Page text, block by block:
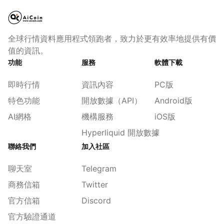
全球行情資料應用程式領跑者，致力於更有效率地提供有價
值的資訊。
功能
即時行情
特色功能
AI網格
服務
資訊內容
開放數據（API）
機構服務
Hyperliquid 開放數據
軟體下載
PC版
Android版
iOS版
聯絡我們
聊天室
商務信箱
官方信箱
官方驗證通道
加入社區
Telegram
Twitter
Discord